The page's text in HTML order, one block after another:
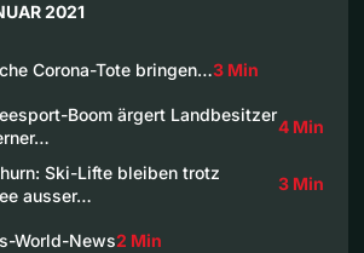
2021
Corona-Tote bringen…3 Min
Boom ärgert Landbesitzer
4 Min
Ski-Lifte bleiben trotz
ausser…
3 Min
World-News2 Min